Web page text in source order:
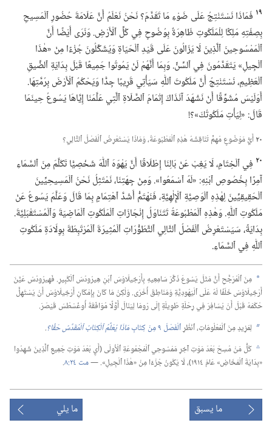
١٩ فَمَاذَا نَسْتَنْتِجُ عَلَى ضَوْءِ مَا تَقَدَّمَ؟‏ نَحْنُ نَعْلَمُ أَنَّ عَلَامَةَ حُضُورِ ٱلْمَسِيحِ
بِصِفَتِهِ مَلِكًا لِلْمَلَكُوتِ ظَاهِرَةٌ بِوُضُوحٍ فِي كُلِّ ٱلْأَرْضِ.‏ وَنَرَى أَيْضًا أَنَّ
ٱلْمَمْسُوحِينَ ٱلَّذِينَ لَا يَزَالُونَ عَلَى قَيْدِ ٱلْحَيَاةِ وَيُشَكِّلُونَ جُزْءًا مِنْ «هٰذَا
ٱلْجِيلِ» يَتَقَدَّمُونَ فِي ٱلسِّنِّ.‏ وَبِمَا أَنَّهُمْ لَنْ يَمُوتُوا جَمِيعًا قَبْلَ بِدَايَةِ ٱلضِّيقِ
ٱلْعَظِيمِ،‏ نَسْتَنْتِجُ أَنَّ مَلَكُوتَ ٱللّٰهِ سَيَأْتِي قَرِيبًا جِدًّا وَيَحْكُمُ ٱلْأَرْضَ بِرُمَّتِهَا.‏
أَوَلَيْسَ مُشَوِّقًا أَنْ نَشْهَدَ آنَذَاكَ إِتْمَامَ ٱلصَّلَاةِ ٱلَّتِي عَلَّمَنَا إِيَّاهَا يَسُوعُ حِينَمَا
قَالَ:‏ «لِيَأْتِ مَلَكُوتُكَ»؟‏!‏
٢٠أَيُّ مَوْضُوعٍ مُهِمٍّ تُنَاقِشُهُ هٰذِهِ ٱلْمَطْبُوعَةُ،‏ وَمَاذَا يَسْتَعْرِضُ ٱلْفَصْلُ ٱلتَّالِي؟‏
٢٠ فِي ٱلْخِتَامِ،‏ لَا يَغِبْ عَنْ بَالِنَا إِطْلَاقًا أَنَّ يَهْوَهَ ٱللّٰهَ شَخْصِيًّا تَكَلَّمَ مِنَ ٱلسَّمَاءِ
آمِرًا بِخُصُوصِ ٱبْنِهِ:‏ «لَهُ ٱسْمَعُوا».‏ وَمِنْ جِهَتِنَا،‏ نَمْتَثِلُ نَحْنُ ٱلْمَسِيحِيِّينَ
ٱلْحَقِيقِيِّينَ لِهٰذِهِ ٱلْوَصِيَّةِ ٱلْإِلٰهِيَّةِ،‏ فَنَهْتَمُّ أَشَدَّ ٱهْتِمَامٍ بِمَا قَالَ وَعَلَّمَ يَسُوعُ عَنْ
مَلَكُوتِ ٱللّٰهِ.‏ وَهٰذِهِ ٱلْمَطْبُوعَةُ تَتَنَاوَلُ إِنْجَازَاتِ ٱلْمَلَكُوتِ ٱلْمَاضِيَةَ وَٱلْمُسْتَقْبَلِيَّةَ.‏
بِدَايَةً،‏ سَيَسْتَعْرِضُ ٱلْفَصْلُ ٱلتَّالِي ٱلتَّطَوُّرَاتِ ٱلْمُثِيرَةَ ٱلْمُرْتَبِطَةَ بِوِلَادَةِ مَلَكُوتِ
ٱللّٰهِ فِي ٱلسَّمَاءِ.‏
a مِنَ ٱلْمُرَجَّحِ أَنَّ مَثَلَ يَسُوعَ ذَكَّرَ سَامِعِيهِ بِأَرْخِيلَاوُسَ ٱبْنِ هِيرُودُسَ ٱلْكَبِيرِ.‏ فَهِيرُودُسُ عَيَّنَ
أَرْخِيلَاوُسَ خَلَفًا لَهُ عَلَى ٱلْيَهُودِيَّةِ وَمَنَاطِقَ أُخْرَى.‏ وَلٰكِنْ مَا كَانَ بِإِمْكَانِ أَرْخِيلَاوُسَ أَنْ يَسْتَهِلَّ
حُكْمَهُ قَبْلَ أَنْ يُسَافِرَ فِي رِحْلَةٍ طَوِيلَةٍ إِلَى رُومَا لِيَنَالَ أَوَّلًا مُوَافَقَةَ أُوغُسْطُسَ قَيْصَرَ.‏
b لِمَزِيدٍ مِنَ ٱلْمَعْلُومَاتِ،‏ ٱنْظُرِٱلْفَصْلَ ٩ مِنْ كِتَابِ مَاذَا يُعَلِّمُ ٱلْكِتَابُ ٱلْمُقَدَّسُ حَقًّا؟‏‏.‏
c كُلُّ مَنْ مُسِحَ بَعْدَ مَوْتِ آخِرِ مَمْسُوحِي ٱلْمَجْمُوعَةِ ٱلْأُولَى (‏أَيِ بَعْدَ مَوْتِ جَمِيعِ ٱلَّذِينَ شَهِدُوا
«بِدَايَةَ ٱلْمَخَاضِ» عَامَ ١٩١٤)‏،‏ لَا يَكُونُ جُزْءًا مِنْ «هٰذَا ٱلْجِيلِ».‏ —‏
مت ٢٤:‏٨ ‏.‏
ما يسبق ما يلي